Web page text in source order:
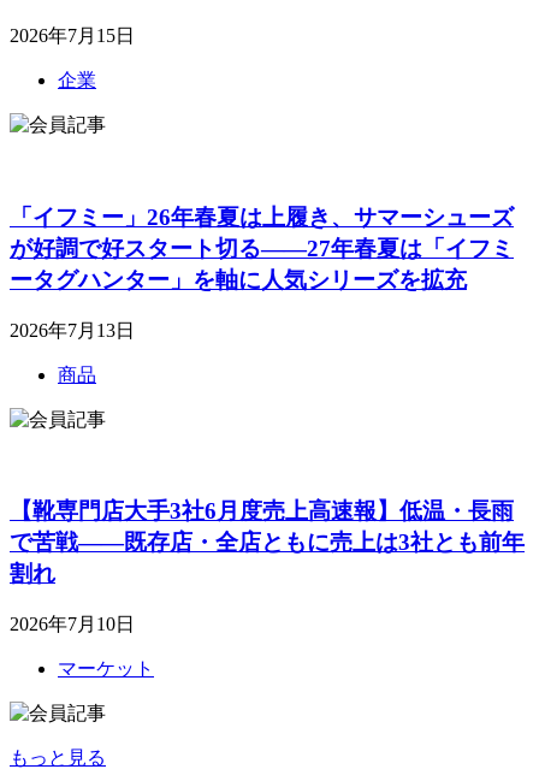
2026年7月15日
企業
「イフミー」26年春夏は上履き、サマーシューズ
が好調で好スタート切る――27年春夏は「イフミ
ータグハンター」を軸に人気シリーズを拡充
2026年7月13日
商品
【靴専門店大手3社6月度売上高速報】低温・長雨
で苦戦――既存店・全店ともに売上は3社とも前年
割れ
2026年7月10日
マーケット
もっと見る